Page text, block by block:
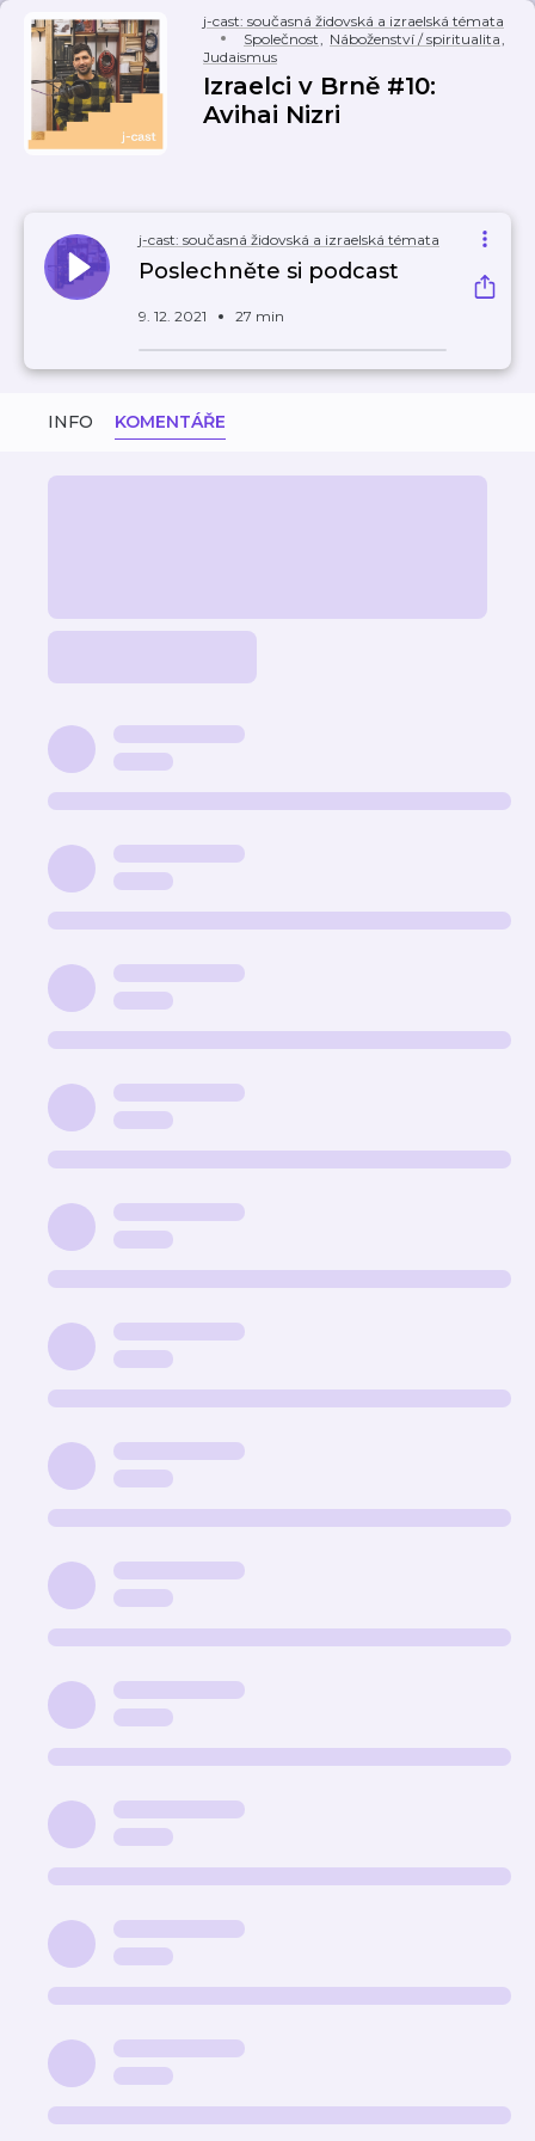
j-cast: současná židovská a izraelská témata
Společnost, Náboženství / spiritualita,
Judaismus
Izraelci v Brně #10:
Avihai Nizri
j-cast: současná židovská a izraelská témata
Poslechněte si podcast
9. 12. 2021 27 min
INFO KOMENTÁŘE